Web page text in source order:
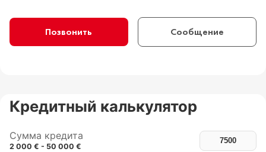
Позвонить Сообщение
Кредитный калькулятор
Сумма кредита
2 000 € - 50 000 €